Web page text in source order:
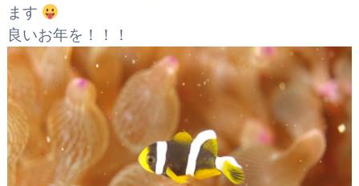
ます
良いお年を！！！